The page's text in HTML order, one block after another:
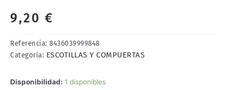
9,20 €
Referencia: 8436039999848
Categoría: ESCOTILLAS Y COMPUERTAS
Disponibilidad: 1 disponibles
MANGAS